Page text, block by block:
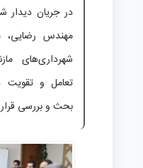
در جریان دیدار
مهندس رضایی،
شهرداری‌های
تعامل و تقویت
بحث و بررسی